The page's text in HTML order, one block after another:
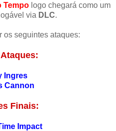
Tempologo chegará como um
via DLC.
os seguintes ataques:
Ingres
Cannon
Finais:
Impact